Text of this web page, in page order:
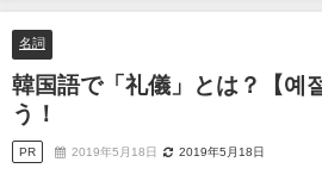
名詞
韓国語で「礼儀」とは？【예
う！
PR 2019年5月18日 2019年5月18日